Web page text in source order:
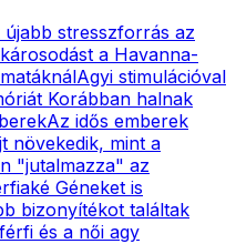
stresszforrás az
a Havanna-
Agyi stimulációval
Korábban halnak
Az idős emberek
növekedik, mint a
"jutalmazza" az
Géneket is
bizonyítékot találtak
és a női agy